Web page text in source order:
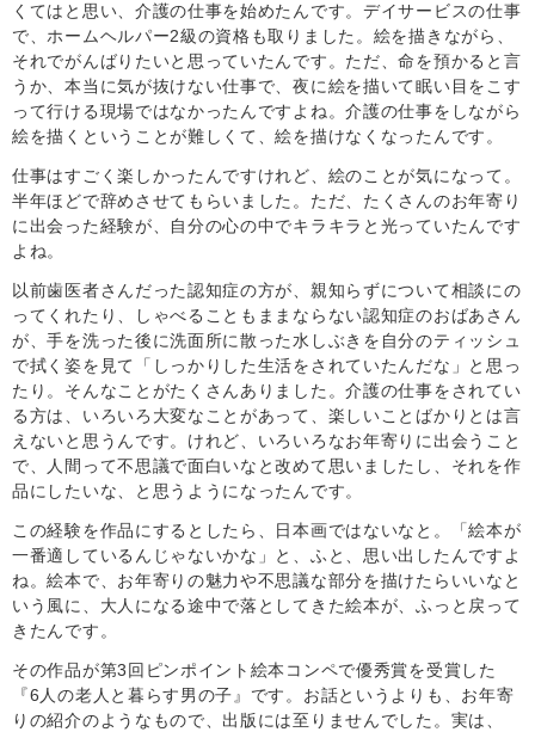
くてはと思い、介護の仕事を始めたんです。デイサービスの仕事
で、ホームヘルパー2級の資格も取りました。絵を描きながら、
それでがんばりたいと思っていたんです。ただ、命を預かると言
うか、本当に気が抜けない仕事で、夜に絵を描いて眠い目をこす
って行ける現場ではなかったんですよね。介護の仕事をしながら
絵を描くということが難しくて、絵を描けなくなったんです。
仕事はすごく楽しかったんですけれど、絵のことが気になって。
半年ほどで辞めさせてもらいました。ただ、たくさんのお年寄り
に出会った経験が、自分の心の中でキラキラと光っていたんです
よね。
以前歯医者さんだった認知症の方が、親知らずについて相談にの
ってくれたり、しゃべることもままならない認知症のおばあさん
が、手を洗った後に洗面所に散った水しぶきを自分のティッシュ
で拭く姿を見て「しっかりした生活をされていたんだな」と思っ
たり。そんなことがたくさんありました。介護の仕事をされてい
る方は、いろいろ大変なことがあって、楽しいことばかりとは言
えないと思うんです。けれど、いろいろなお年寄りに出会うこと
で、人間って不思議で面白いなと改めて思いましたし、それを作
品にしたいな、と思うようになったんです。
この経験を作品にするとしたら、日本画ではないなと。「絵本が
一番適しているんじゃないかな」と、ふと、思い出したんですよ
ね。絵本で、お年寄りの魅力や不思議な部分を描けたらいいなと
いう風に、大人になる途中で落としてきた絵本が、ふっと戻って
きたんです。
その作品が第3回ピンポイント絵本コンペで優秀賞を受賞した
『6人の老人と暮らす男の子』です。お話というよりも、お年寄
りの紹介のようなもので、出版には至りませんでした。実は、